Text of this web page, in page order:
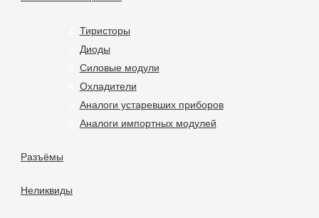
Тиристоры
Диоды
Силовые модули
Охладители
Аналоги устаревших приборов
Аналоги импортных модулей
Разъёмы
Неликвиды